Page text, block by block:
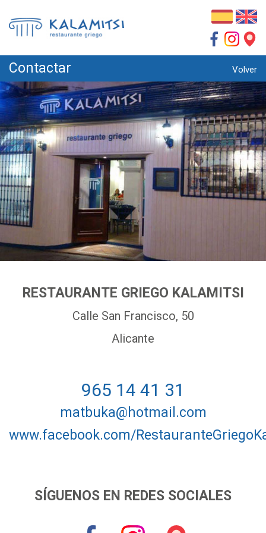
Contactar Volver
RESTAURANTE GRIEGO KALAMITSI
Calle San Francisco, 50
Alicante
965 14 41 31
matbuka@hotmail.com
www.facebook.com/
SÍGUENOS EN REDES SOCIALES